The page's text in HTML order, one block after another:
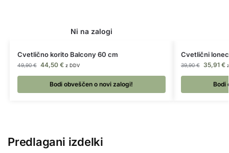
Cvetlično korito Balcony 60 cm
49,90€ 44,50 € z DDV
Bodi obveščen o novi zalogi!
Cvetlični
39,90€ 35,91 €
Bodi
Predlagani izdelki